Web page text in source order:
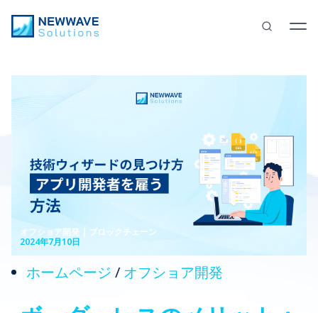
オフショア開発 | ブロックチェーン
2024年7月10日
ホームページ / オフショア開発